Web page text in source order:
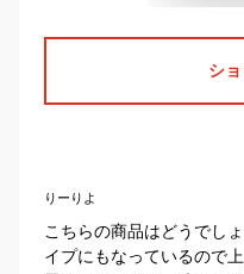
シ
りーりよ
こちらの商品はどうでし
イプにもなっているので